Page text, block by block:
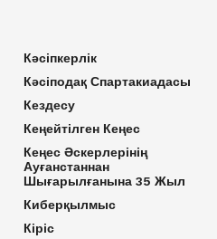
Кәсіпкерлік
Кәсіподақ Спартакиадасы
Кездесу
Кеңейтілген Кеңес
Кеңес Әскерлерінің
Ауғанстаннан
Шығарылғанына 35 Жыл
Киберқылмыс
Кіріс